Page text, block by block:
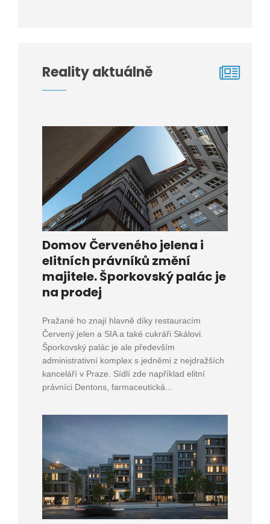
Reality aktuálně
Domov Červeného jelena i
elitních právníků změní
majitele. Šporkovský palác je
na prodej
Pražané ho znají hlavně díky restauracím
Červený jelen a SIA a také cukráři Skálovi.
Šporkovský palác je ale především
administrativní komplex s jedněmi z nejdražších
kanceláří v Praze. Sídlí zde například elitní
právníci Dentons, farmaceutická...